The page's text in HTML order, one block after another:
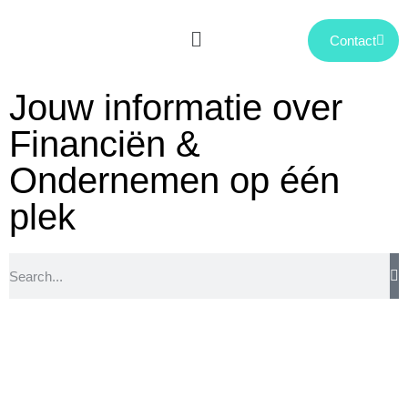
Contact
Jouw informatie over
Financiën &
Ondernemen op één
plek